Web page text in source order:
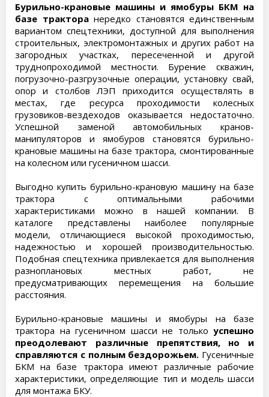
Бурильно-крановые машины и ямобуры БКМ на
базе тракторанередко становятся единственным
вариантом спецтехники, доступной для выполнения
строительных, электромонтажных и других работ на
загородных участках, пересеченной и другой
труднопроходимой местности. Бурение скважин,
погрузочно-разгрузочные операции, установку свай,
опор и столбов ЛЭП приходится осуществлять в
местах, где ресурса проходимости колесных
грузовиков-вездеходов оказывается недостаточно.
Успешной заменой автомобильных кранов-
манипуляторов и ямобуров становятся бурильно-
крановые машины на базе трактора, смонтированные
на колесном или гусеничном шасси.
Выгодно купить бурильно-крановую машину на базе
трактора с оптимальными рабочими
характеристиками можно в нашей компании. В
каталоге представлены наиболее популярные
модели, отличающиеся высокой проходимостью,
надежностью и хорошей производительностью.
Подобная спецтехника привлекается для выполнения
разноплановых местных работ, не
предусматривающих перемещения на большие
расстояния.
Бурильно-крановые машины и ямобуры на базе
трактора на гусеничном шасси не только успешно
преодолевают различные препятствия, но и
справляются с полным бездорожьем. Гусеничные
БКМ на базе трактора имеют различные рабочие
характеристики, определяющие тип и модель шасси
для монтажа БКУ.